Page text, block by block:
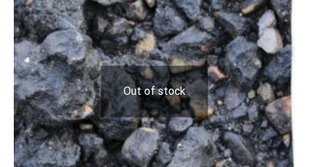
Out of stock